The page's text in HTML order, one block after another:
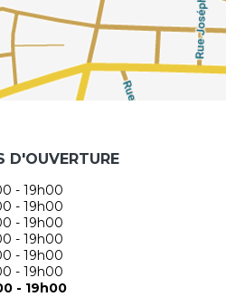
D'OUVERTURE
- 19h00
- 19h00
- 19h00
- 19h00
- 19h00
- 19h00
- 19h00